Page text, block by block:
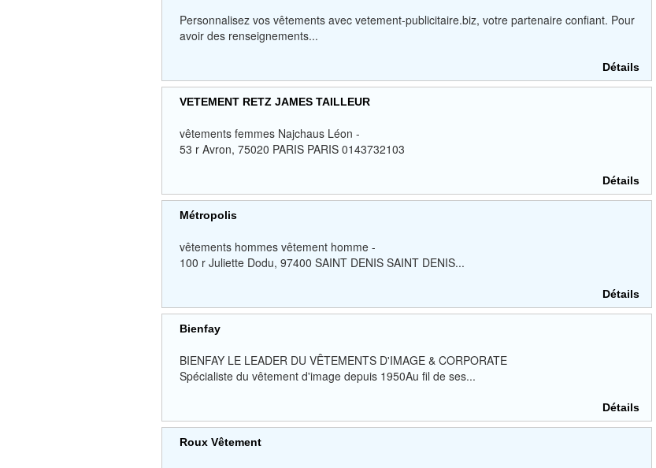
Personnalisez vos vêtements avec vetement-publicitaire.biz, votre partenaire confiant. Pour
avoir des renseignements...
Détails
VETEMENT RETZ JAMES TAILLEUR
vêtements femmes Najchaus Léon -
53 r Avron, 75020 PARIS PARIS 0143732103
Détails
Métropolis
vêtements hommes vêtement homme -
100 r Juliette Dodu, 97400 SAINT DENIS SAINT DENIS...
Détails
Bienfay
BIENFAY LE LEADER DU VÊTEMENTS D'IMAGE & CORPORATE
Spécialiste du vêtement d'image depuis 1950Au fil de ses...
Détails
Roux Vêtement